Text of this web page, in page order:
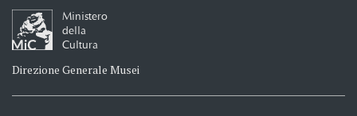
Ministero
della
Cultura
Direzione Generale Musei